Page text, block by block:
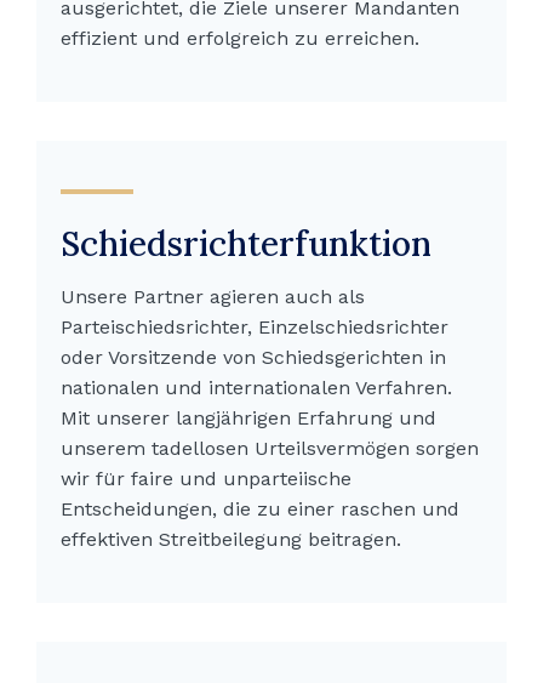
ausgerichtet, die Ziele unserer Mandanten
effizient und erfolgreich zu erreichen.
Schiedsrichterfunktion
Unsere Partner agieren auch als
Parteischiedsrichter, Einzelschiedsrichter
oder Vorsitzende von Schiedsgerichten in
nationalen und internationalen Verfahren.
Mit unserer langjährigen Erfahrung und
unserem tadellosen Urteilsvermögen sorgen
wir für faire und unparteiische
Entscheidungen, die zu einer raschen und
effektiven Streitbeilegung beitragen.